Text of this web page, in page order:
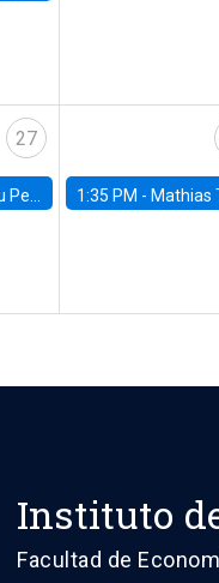
27
IDB 1:35 PM - Mathias Thoenig, University of
Instituto
Facultad de